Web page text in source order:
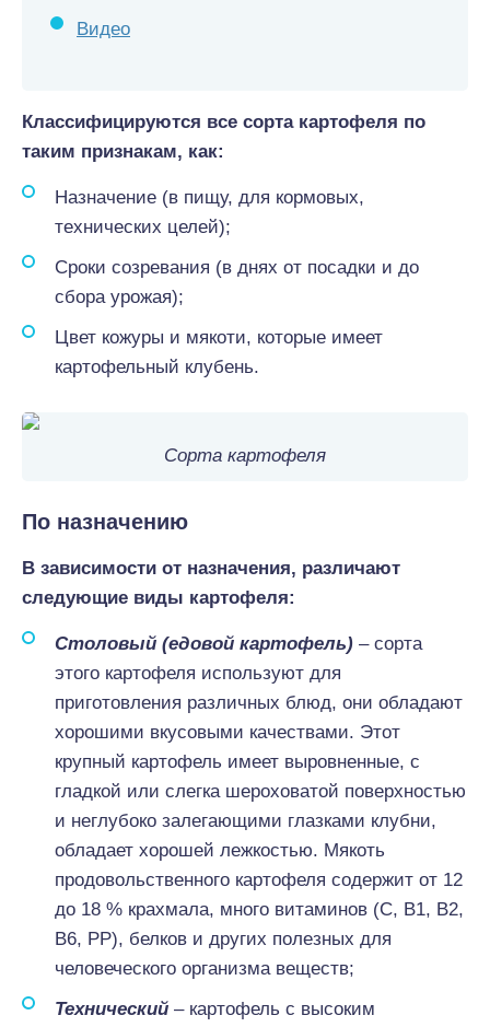
Видео
Классифицируются все сорта картофеля по
таким признакам, как:
Назначение (в пищу, для кормовых,
технических целей);
Сроки созревания (в днях от посадки и до
сбора урожая);
Цвет кожуры и мякоти, которые имеет
картофельный клубень.
Сорта картофеля
По назначению
В зависимости от назначения, различают
следующие виды картофеля:
Столовый (едовой картофель) – сорта
этого картофеля используют для
приготовления различных блюд, они обладают
хорошими вкусовыми качествами. Этот
крупный картофель имеет выровненные, с
гладкой или слегка шероховатой поверхностью
и неглубоко залегающими глазками клубни,
обладает хорошей лежкостью. Мякоть
продовольственного картофеля содержит от 12
до 18 % крахмала, много витаминов (С, В1, В2,
В6, РР), белков и других полезных для
человеческого организма веществ;
Технический – картофель с высоким